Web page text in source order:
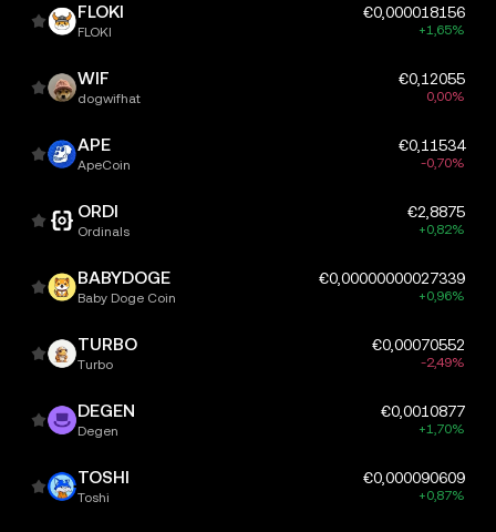
FLOKI
FLOKI
€0,000018156
+1,65%
WIF
dogwifhat
€0,12055
0,00%
APE
ApeCoin
€0,11534
-0,70%
ORDI
Ordinals
€2,8875
+0,82%
BABYDOGE
Baby Doge Coin
€0,00000000027339
+0,96%
TURBO
Turbo
€0,00070552
-2,49%
DEGEN
Degen
€0,0010877
+1,70%
TOSHI
Toshi
€0,000090609
+0,87%